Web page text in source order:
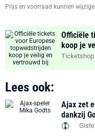
Prijs en voorraad kunnen
Officiële
koop je
Ticketshop
Lees ook:
Ajax zet
dankzij